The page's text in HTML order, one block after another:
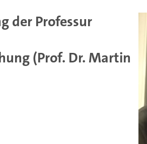
der Professur
(Prof. Dr. Martin